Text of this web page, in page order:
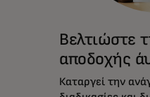
Βελτιώστε
αποδοχής
Καταργεί την